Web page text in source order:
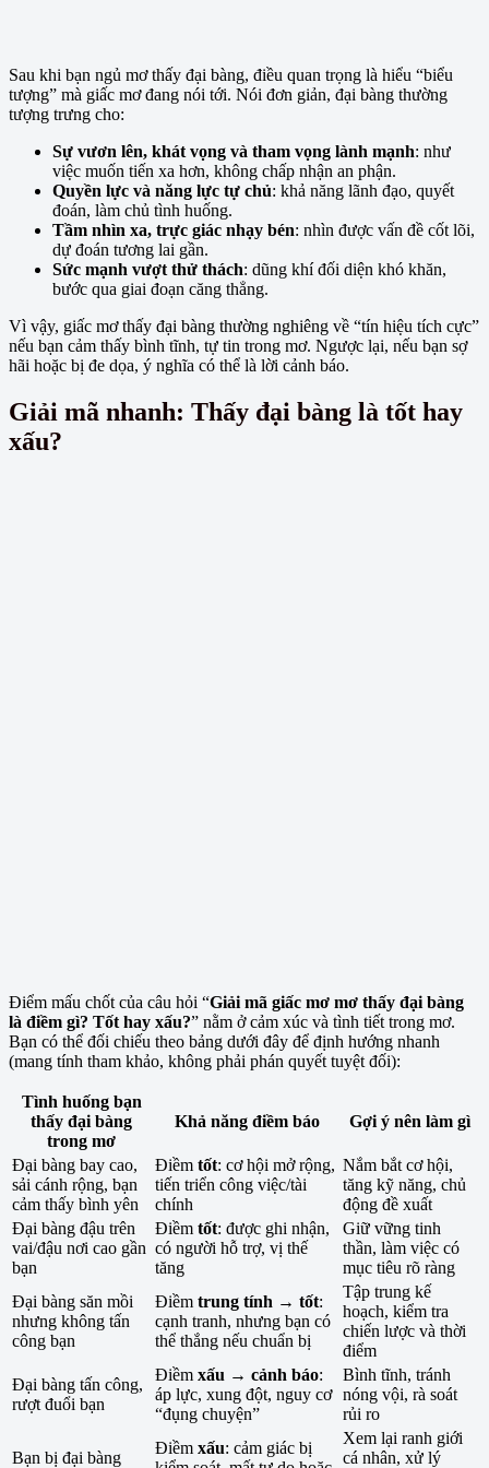
Sau khi bạn ngủ mơ thấy đại bàng, điều quan trọng là hiểu “biểu
tượng” mà giấc mơ đang nói tới. Nói đơn giản, đại bàng thường
tượng trưng cho:
Sự vươn lên, khát vọng và tham vọng lành mạnh: như
việc muốn tiến xa hơn, không chấp nhận an phận.
Quyền lực và năng lực tự chủ: khả năng lãnh đạo, quyết
đoán, làm chủ tình huống.
Tầm nhìn xa, trực giác nhạy bén: nhìn được vấn đề cốt lõi,
dự đoán tương lai gần.
Sức mạnh vượt thử thách: dũng khí đối diện khó khăn,
bước qua giai đoạn căng thẳng.
Vì vậy, giấc mơ thấy đại bàng thường nghiêng về “tín hiệu tích cực”
nếu bạn cảm thấy bình tĩnh, tự tin trong mơ. Ngược lại, nếu bạn sợ
hãi hoặc bị đe dọa, ý nghĩa có thể là lời cảnh báo.
Giải mã nhanh: Thấy đại bàng là tốt hay
xấu?
Điểm mấu chốt của câu hỏi “Giải mã giấc mơ mơ thấy đại bàng
là điềm gì? Tốt hay xấu?” nằm ở cảm xúc và tình tiết trong mơ.
Bạn có thể đối chiếu theo bảng dưới đây để định hướng nhanh
(mang tính tham khảo, không phải phán quyết tuyệt đối):
Tình huống bạn
thấy đại bàng
trong mơ
Khả năng điềm báo Gợi ý nên làm gì
Đại bàng bay cao,
sải cánh rộng, bạn
cảm thấy bình yên
Điềm tốt: cơ hội mở rộng,
tiến triển công việc/tài
chính
Nắm bắt cơ hội,
tăng kỹ năng, chủ
động đề xuất
Đại bàng đậu trên
vai/đậu nơi cao gần
bạn
Điềm tốt: được ghi nhận,
có người hỗ trợ, vị thế
tăng
Giữ vững tinh
thần, làm việc có
mục tiêu rõ ràng
Đại bàng săn mồi
nhưng không tấn
công bạn
Điềm trung tính → tốt:
cạnh tranh, nhưng bạn có
thể thắng nếu chuẩn bị
Tập trung kế
hoạch, kiểm tra
chiến lược và thời
điểm
Đại bàng tấn công,
rượt đuổi bạn
Điềm xấu → cảnh báo:
áp lực, xung đột, nguy cơ
“đụng chuyện”
Bình tĩnh, tránh
nóng vội, rà soát
rủi ro
Bạn bị đại bàng
Điềm xấu: cảm giác bị
Xem lại ranh giới
cá nhân, xử lý